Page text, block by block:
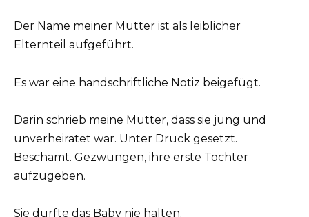
Der Name meiner Mutter ist als leiblicher
Elternteil aufgeführt.
Es war eine handschriftliche Notiz beigefügt.
Darin schrieb meine Mutter, dass sie jung und
unverheiratet war. Unter Druck gesetzt.
Beschämt. Gezwungen, ihre erste Tochter
aufzugeben.
Sie durfte das Baby nie halten.